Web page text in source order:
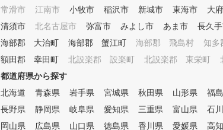
スボールで練習ができます
コース球並みの打感で実戦向き
って力を発揮する
幹部の筋肉を伸
させ、その反発
、肩甲骨と股関
の身体のタイプに
ンシャルを発揮す
習得し確実な上達
常滑市
江南市 小牧市 稲沢市 新城市 東海市 大
清須市
北名古屋市 弥富市 みよし市 あま市 長久
海部郡 大治町
海部郡 蟹江町 海部郡 飛島村 知
額田郡 幸田町
北設楽郡 設楽町 北設楽郡 東栄町
都道府県から探す
北海道
青森県 岩手県 宮城県 秋田県 山形県 福
長野県
静岡県 岐阜県 愛知県 三重県 富山県 石
岡山県
広島県 山口県 徳島県 香川県 愛媛県 高